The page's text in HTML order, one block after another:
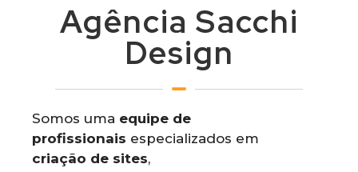
Agência Sacchi
Design
Somos uma equipe de
profissionais especializados em
criação de sites,